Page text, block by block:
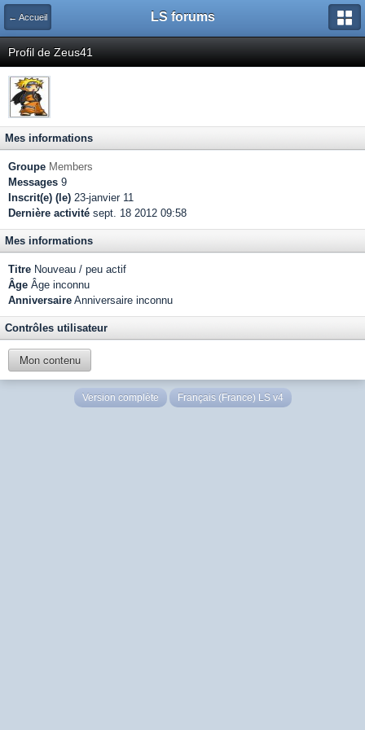
← Accueil LS forums
Profil de Zeus41
Mes informations
Groupe Members
Messages 9
Inscrit(e) (le) 23-janvier 11
Dernière activité sept. 18 2012 09:58
Mes informations
Titre Nouveau / peu actif
Âge Âge inconnu
Anniversaire Anniversaire inconnu
Contrôles utilisateur
Mon contenu
Version complète Français (France) LS v4